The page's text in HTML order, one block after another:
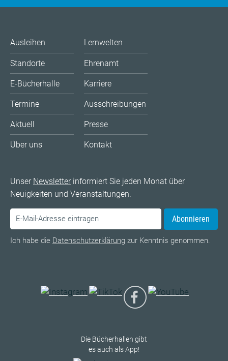
Ausleihen
Standorte
E-Bücherhalle
Termine
Aktuell
Über uns
Lernwelten
Ehrenamt
Karriere
Ausschreibungen
Presse
Kontakt
Unser Newsletterinformiert Sie jeden Monat über
Neuigkeiten und Veranstaltungen.
Abonnieren
Ich habe die Datenschutzerklärung zur Kenntnis genommen.
Die Bücherhallen gibt
es auch als App!